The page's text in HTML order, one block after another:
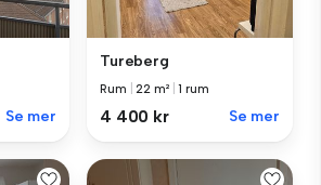
Se mer
Tureberg
Rum |22 m² |1 rum
4 400 kr Se mer